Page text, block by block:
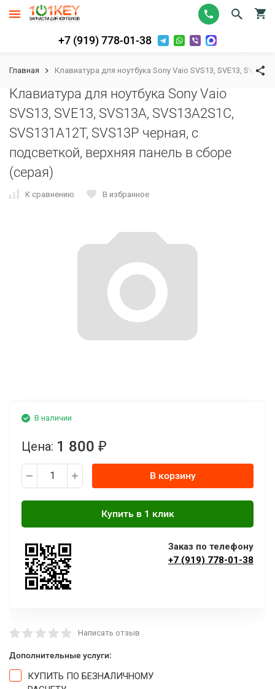
+7 (919) 778-01-38
Главная Клавиатура для ноутбука Sony Vaio SVS13, SVE13,
Клавиатура для ноутбука Sony Vaio
SVS13, SVE13, SVS13A, SVS13A2S1C,
SVS131A12T, SVS13P черная, с
подсветкой, верхняя панель в сборе
(серая)
К сравнению В избранное
В наличии
Цена: 1 800 ₽
В корзину
Заказ по телефону
+7 (919) 778-01-38
Написать отзыв
Дополнительные услуги:
КУПИТЬ ПО БЕЗНАЛИЧНОМУ